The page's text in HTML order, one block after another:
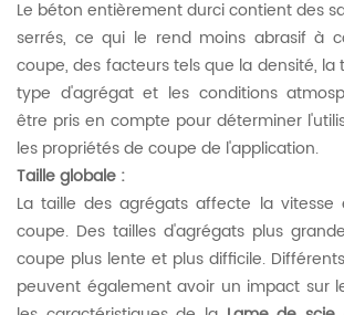
Le béton entièrement durci contient des
serrés, ce qui le rend moins abrasif à
coupe, des facteurs tels que la densité, la
type d'agrégat et les conditions
être pris en compte pour déterminer
les propriétés de coupe de l'application.
Taille globale :
La taille des agrégats affecte la
coupe. Des tailles d'agrégats plus
coupe plus lente et plus difficile.
peuvent également avoir un impact sur